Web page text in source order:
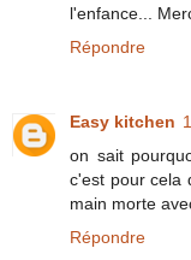
l'enfance...
Répondre
Easy kitchen
on sait
c'est pour cela
main morte
Répondre